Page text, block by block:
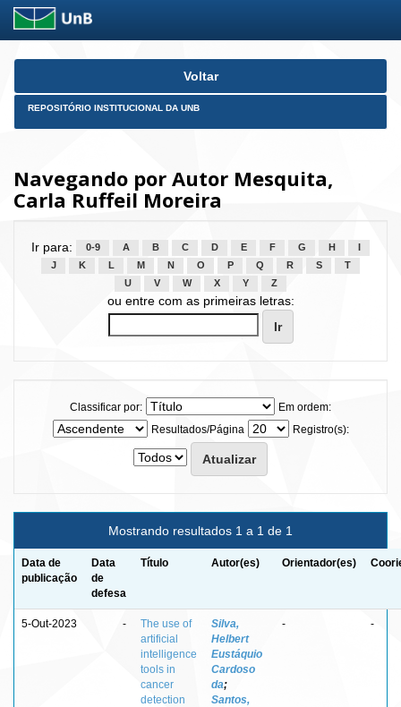
Skip
Voltar
REPOSITÓRIO INSTITUCIONAL DA UNB
Navegando por Autor Mesquita,
Carla Ruffeil Moreira
Ir para: 0-9 A B C D E F G H
J
K L M N O P Q R S
T
U
V W X Y Z
ou entre com as primeiras letras:
Classificar por:
Em ordem:
Resultados/Página
Registro(s):
Mostrando resultados 1 a 1 de 1
Data de
publicação
Data
de
defesa
Título Autor(es) Orientador(es)
5-Out-2023 -
The use of
artificial
intelligence
tools in
cancer
detection
Silva,
Helbert
Eustáquio
Cardoso
da;
Santos,
- -